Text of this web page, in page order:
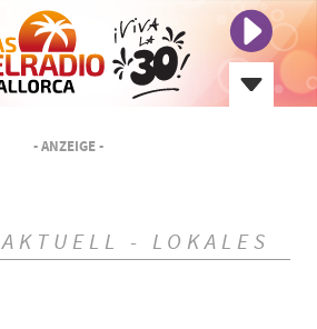
- ANZEIGE -
AKTUELL - LOKALES